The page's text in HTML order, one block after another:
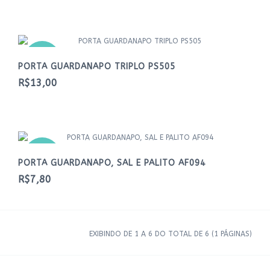
PORTA GUARDANAPO TRIPLO PS505
R$13,00
PORTA GUARDANAPO, SAL E PALITO AF094
R$7,80
EXIBINDO DE 1 A 6 DO TOTAL DE 6 (1 PÁGINAS)